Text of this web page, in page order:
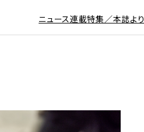
ニュース連載特集／本誌より